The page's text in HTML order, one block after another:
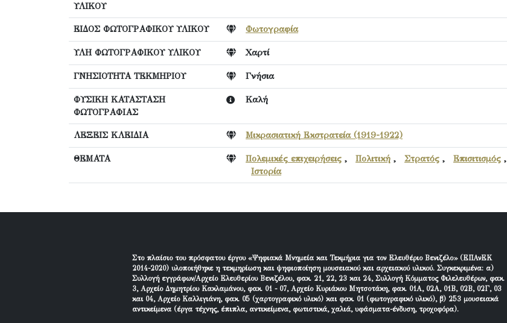
ΥΛΙΚΟΥ
ΕΙΔΟΣ ΦΩΤΟΓΡΑΦΙΚΟΥ ΥΛΙΚΟΥ Φωτογραφία
ΥΛΗ ΦΩΤΟΓΡΑΦΙΚΟΥ ΥΛΙΚΟΥ Χαρτί
ΓΝΗΣΙΟΤΗΤΑ ΤΕΚΜΗΡΙΟΥ Γνήσια
ΦΥΣΙΚΗ ΚΑΤΑΣΤΑΣΗ
ΦΩΤΟΓΡΑΦΙΑΣ
Καλή
ΛΕΞΕΙΣ ΚΛΕΙΔΙΑ Μικρασιατική Εκστρατεία (1919-1922)
ΘΕΜΑΤΑ Πολεμικές επιχειρήσεις , Πολιτική , Στρατός , Επισιτισμός ,
Ιστορία
Στο πλαίσιο του πρόσφατου έργου «Ψηφιακά Μνημεία και Τεκμήρια για τον Ελευθέριο Βενιζέλο» (ΕΠΑνΕΚ
2014-2020) υλοποιήθηκε η τεκμηρίωση και ψηφιοποίηση μουσειακού και αρχειακού υλικού. Συγκεκριμένα: α)
Συλλογή εγγράφων/Αρχείο Ελευθερίου Βενιζέλου, φακ. 21, 22, 23 και 24, Συλλογή Κόμματος Φιλελευθέρων, φακ.
3, Αρχείο Δημητρίου Κακλαμάνου, φακ. 01 - 07, Αρχείο Κυριάκου Μητσοτάκη, φακ. 01Α, 02Α, 01Β, 02Β, 02Γ, 03
και 04, Αρχείο Καλλιγιάνη, φακ. 05 (χαρτογραφικό υλικό) και φακ. 01 (φωτογραφικό υλικό), β) 253 μουσειακά
αντικείμενα (έργα τέχνης, έπιπλα, αντικείμενα, φωτιστικά, χαλιά, υφάσματα-ένδυση, τροχοφόρα).